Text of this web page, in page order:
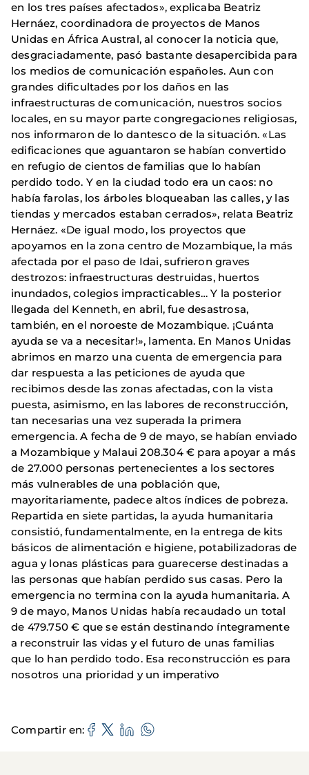
en los tres países afectados», explicaba Beatriz
Hernáez, coordinadora de proyectos de Manos
Unidas en África Austral, al conocer la noticia que,
desgraciadamente, pasó bastante desapercibida para
los medios de comunicación españoles. Aun con
grandes dificultades por los daños en las
infraestructuras de comunicación, nuestros socios
locales, en su mayor parte congregaciones religiosas,
nos informaron de lo dantesco de la situación. «Las
edificaciones que aguantaron se habían convertido
en refugio de cientos de familias que lo habían
perdido todo. Y en la ciudad todo era un caos: no
había farolas, los árboles bloqueaban las calles, y las
tiendas y mercados estaban cerrados», relata Beatriz
Hernáez. «De igual modo, los proyectos que
apoyamos en la zona centro de Mozambique, la más
afectada por el paso de Idai, sufrieron graves
destrozos: infraestructuras destruidas, huertos
inundados, colegios impracticables… Y la posterior
llegada del Kenneth, en abril, fue desastrosa,
también, en el noroeste de Mozambique. ¡Cuánta
ayuda se va a necesitar!», lamenta. En Manos Unidas
abrimos en marzo una cuenta de emergencia para
dar respuesta a las peticiones de ayuda que
recibimos desde las zonas afectadas, con la vista
puesta, asimismo, en las labores de reconstrucción,
tan necesarias una vez superada la primera
emergencia. A fecha de 9 de mayo, se habían enviado
a Mozambique y Malaui 208.304 € para apoyar a más
de 27.000 personas pertenecientes a los sectores
más vulnerables de una población que,
mayoritariamente, padece altos índices de pobreza.
Repartida en siete partidas, la ayuda humanitaria
consistió, fundamentalmente, en la entrega de kits
básicos de alimentación e higiene, potabilizadoras de
agua y lonas plásticas para guarecerse destinadas a
las personas que habían perdido sus casas. Pero la
emergencia no termina con la ayuda humanitaria. A
9 de mayo, Manos Unidas había recaudado un total
de 479.750 € que se están destinando íntegramente
a reconstruir las vidas y el futuro de unas familias
que lo han perdido todo. Esa reconstrucción es para
nosotros una prioridad y un imperativo
Compartir en